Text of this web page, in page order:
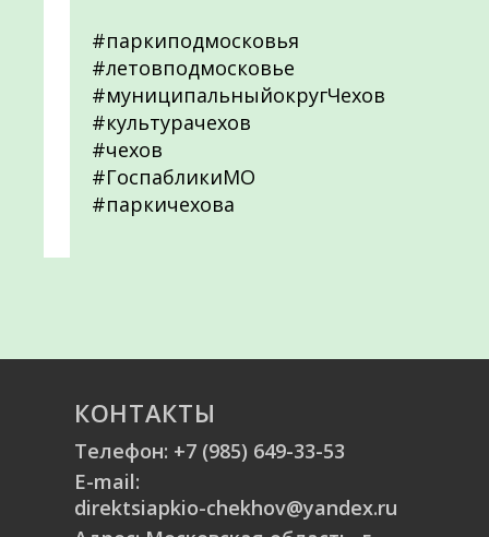
#паркиподмосковья
#летовподмосковье
#муниципальныйокругЧехов
#культурачехов
#чехов
#ГоспабликиМО
#паркичехова
КОНТАКТЫ
Телефон: +7 (985) 649-33-53
E-mail:
direktsiapkio-chekhov@yandex.ru